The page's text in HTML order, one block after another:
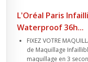
L'Oréal Paris
Waterproof 36h...
FIXEZ VOTRE
de Maquillage
maquillage en 3